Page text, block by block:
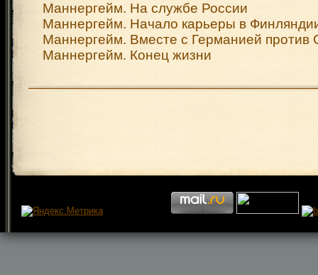
Маннергейм. На службе России
Маннергейм. Начало карьеры в
Маннергейм. Вместе с Германией
Маннергейм. Конец жизни